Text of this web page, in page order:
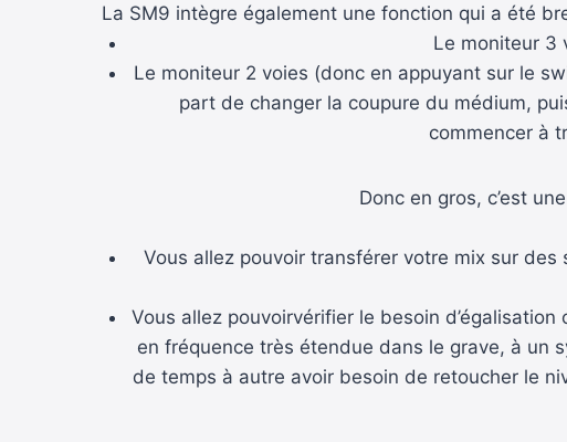
La SM9 intègre également une fonction qui a été
Le moniteur 3
Le moniteur 2 voies (donc en appuyant sur le
part de changer la coupure du médium,
commencer à
Donc en gros, c’est
Vous allez pouvoir transférer votre mix sur
Vous allez pouvoirvérifier le besoin
en fréquence très étendue dans le grave, à un
de temps à autre avoir besoin de retoucher le